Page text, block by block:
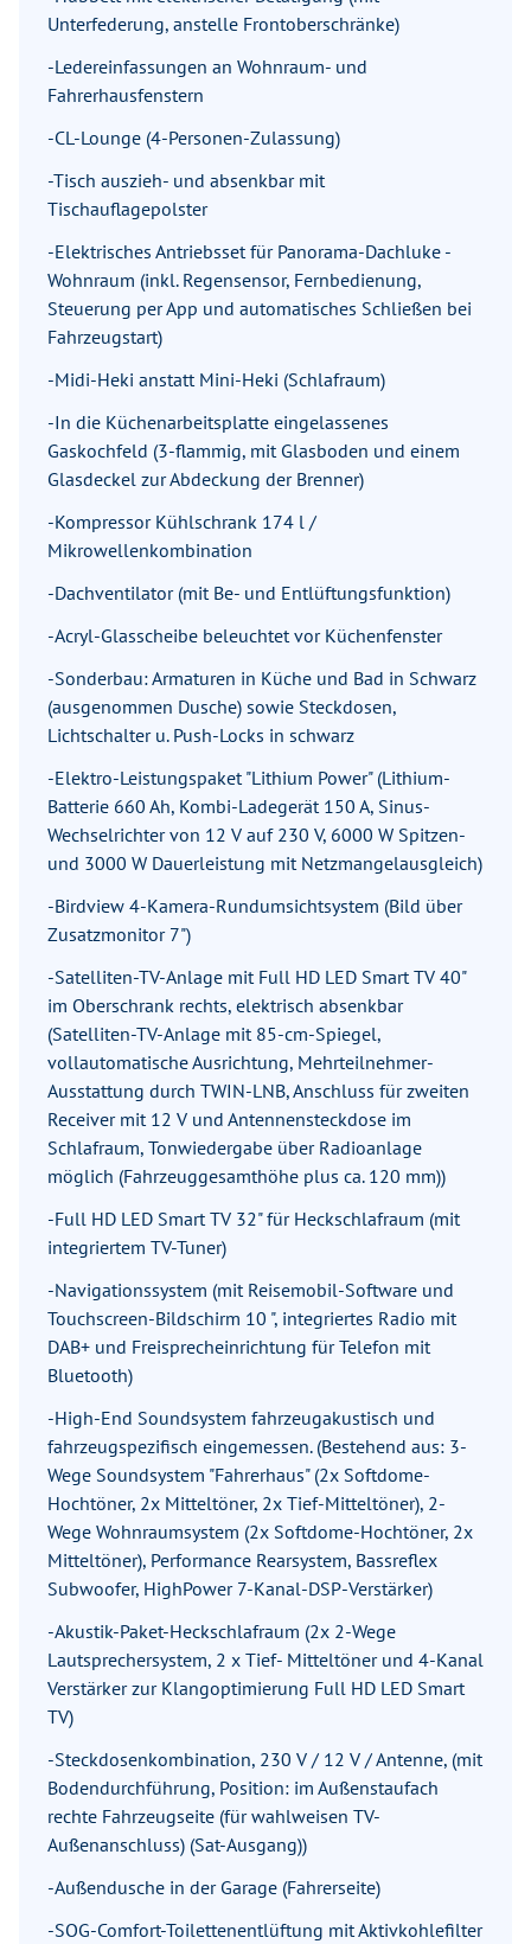
Unterfederung, anstelle Frontoberschränke)
-Ledereinfassungen an Wohnraum- und
Fahrerhausfenstern
-CL-Lounge (4-Personen-Zulassung)
-Tisch auszieh- und absenkbar mit
Tischauflagepolster
-Elektrisches Antriebsset für Panorama-Dachluke -
Wohnraum (inkl. Regensensor, Fernbedienung,
Steuerung per App und automatisches Schließen bei
Fahrzeugstart)
-Midi-Heki anstatt Mini-Heki (Schlafraum)
-In die Küchenarbeitsplatte eingelassenes
Gaskochfeld (3-flammig, mit Glasboden und einem
Glasdeckel zur Abdeckung der Brenner)
-Kompressor Kühlschrank 174 l /
Mikrowellenkombination
-Dachventilator (mit Be- und Entlüftungsfunktion)
-Acryl-Glasscheibe beleuchtet vor Küchenfenster
-Sonderbau: Armaturen in Küche und Bad in Schwarz
(ausgenommen Dusche) sowie Steckdosen,
Lichtschalter u. Push-Locks in schwarz
-Elektro-Leistungspaket "Lithium Power" (Lithium-
Batterie 660 Ah, Kombi-Ladegerät 150 A, Sinus-
Wechselrichter von 12 V auf 230 V, 6000 W Spitzen-
und 3000 W Dauerleistung mit Netzmangelausgleich)
-Birdview 4-Kamera-Rundumsichtsystem (Bild über
Zusatzmonitor 7")
-Satelliten-TV-Anlage mit Full HD LED Smart TV 40"
im Oberschrank rechts, elektrisch absenkbar
(Satelliten-TV-Anlage mit 85-cm-Spiegel,
vollautomatische Ausrichtung, Mehrteilnehmer-
Ausstattung durch TWIN-LNB, Anschluss für zweiten
Receiver mit 12 V und Antennensteckdose im
Schlafraum, Tonwiedergabe über Radioanlage
möglich (Fahrzeuggesamthöhe plus ca. 120 mm))
-Full HD LED Smart TV 32" für Heckschlafraum (mit
integriertem TV-Tuner)
-Navigationssystem (mit Reisemobil-Software und
Touchscreen-Bildschirm 10 ", integriertes Radio mit
DAB+ und Freisprecheinrichtung für Telefon mit
Bluetooth)
-High-End Soundsystem fahrzeugakustisch und
fahrzeugspezifisch eingemessen. (Bestehend aus: 3-
Wege Soundsystem "Fahrerhaus" (2x Softdome-
Hochtöner, 2x Mitteltöner, 2x Tief-Mitteltöner), 2-
Wege Wohnraumsystem (2x Softdome-Hochtöner, 2x
Mitteltöner), Performance Rearsystem, Bassreflex
Subwoofer, HighPower 7-Kanal-DSP-Verstärker)
-Akustik-Paket-Heckschlafraum (2x 2-Wege
Lautsprechersystem, 2 x Tief- Mitteltöner und 4-Kanal
Verstärker zur Klangoptimierung Full HD LED Smart
TV)
-Steckdosenkombination, 230 V / 12 V / Antenne, (mit
Bodendurchführung, Position: im Außenstaufach
rechte Fahrzeugseite (für wahlweisen TV-
Außenanschluss) (Sat-Ausgang))
-Außendusche in der Garage (Fahrerseite)
-SOG-Comfort-Toilettenentlüftung mit Aktivkohlefilter